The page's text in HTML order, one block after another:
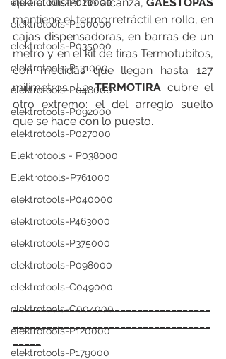
elektrotools-P100000
elektrotools-P035000
elektrotools-P131000
elektrotools-P048000
elektrotools-P092000
elektrotools-P027000
Elektrotools - P038000
Elektrotools-P761000
elektrotools-P040000
elektrotools-P463000
elektrotools-P375000
elektrotools-P098000
elektrotools-C049000
elektrotools-C004000
elektrotools-P120000
elektrotools-P179000
mantiene el termorretráctil en rollo, en
cajas dispensadoras, en barras de un
metro y en el kit de tiras Termotubitos,
con medidas que llegan hasta 127
milímetros. La TERMOTIRA cubre el
otro extremo: el del arreglo suelto
que se hace con lo puesto.
___________________________________